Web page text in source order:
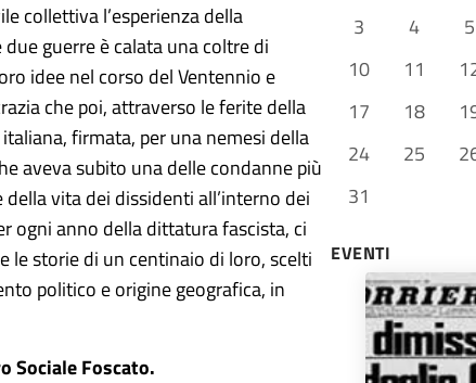
collettiva l’esperienza della
guerre è calata una coltre di
idee nel corso del Ventennio e
che poi, attraverso le ferite della
firmata, per una nemesi della
aveva subito una delle condanne più
vita dei dissidenti all’interno dei
ogni anno della dittatura fascista, ci
le storie di un centinaio di loro, scelti
politico e origine geografica, in
Sociale Foscato.
3
4 5
10
11
17
18
24
25
31
EVENTI